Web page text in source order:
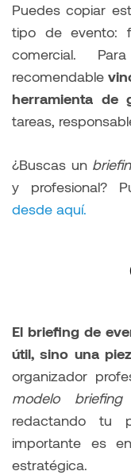
Puedes copiar
tipo de evento:
comercial.
recomendable
herramienta de
tareas,
¿Buscas un
y profesional?
desde aquí.
El briefing de
útil, sino una
organizador
modelo
redactando tu
importante es
estratégica.